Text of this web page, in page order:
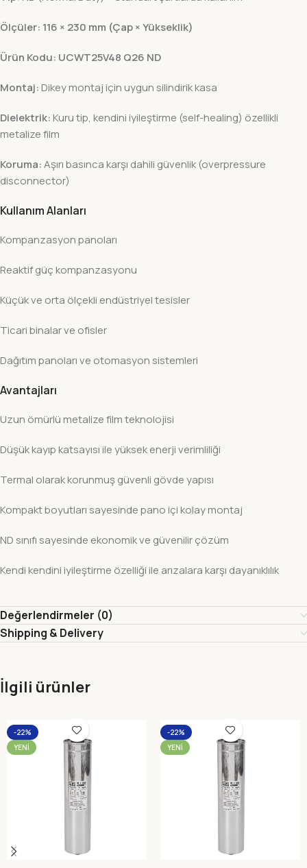
Ölçüler: 116 × 230 mm (Çap × Yükseklik)
Ürün Kodu: UCWT25V48 Q26 ND
Montaj: Dikey montaj için uygun silindirik kasa
Dielektrik: Kuru tip, kendini iyileştirme (self-healing) özellikli
metalize film
Koruma:Aşırı basınca karşı dahili güvenlik (overpressure
disconnector)
Kullanım Alanları
Kompanzasyon panoları
Reaktif güç kompanzasyonu
Küçük ve orta ölçekli endüstriyel tesisler
Ticari binalar ve ofisler
Dağıtım panoları ve otomasyon sistemleri
Avantajları
Uzun ömürlü metalize film teknolojisi
Düşük kayıp katsayısı ile yüksek enerji verimliliği
Termal olarak korunmuş güvenli gövde yapısı
Kompakt boyutları sayesinde pano içi kolay montaj
ND sınıfı sayesinde ekonomik ve güvenilir çözüm
Kendi kendini iyileştirme özelliği ile arızalara karşı dayanıklılık
Değerlendirmeler (0)
Shipping & Delivery
İlgili ürünler
-22%
YENI
-22%
YENI